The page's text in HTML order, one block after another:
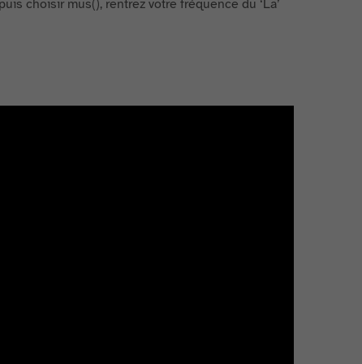
choisir mus(), rentrez votre fréquence du ‘La’